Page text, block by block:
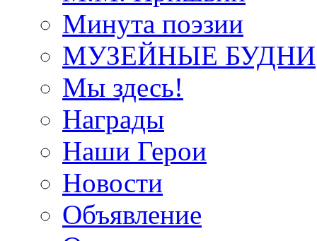
Минута поэзии
МУЗЕЙНЫЕ БУДНИ
Мы здесь!
Награды
Наши Герои
Новости
Объявление